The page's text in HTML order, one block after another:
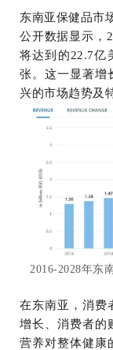
东南亚保健品市
公开数据显示，
将达到的22.7亿
张。这一显著增
兴的市场趋势及
2016-2028年东
在东南亚，消费
增长、消费者的
营养对整体健康